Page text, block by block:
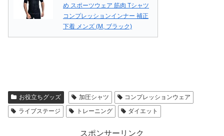
め スポーツウェア 筋肉 Tシャツ
コンプレッションインナー 補正
下着 メンズ (M, ブラック)
お役立ちグッズ 加圧シャツ
コンプレッションウェア
ライブステージ
トレーニング ダイエット
スポンサーリンク